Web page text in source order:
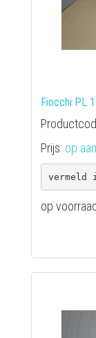
Fiocchi PL
Prijs: op
op voorraad